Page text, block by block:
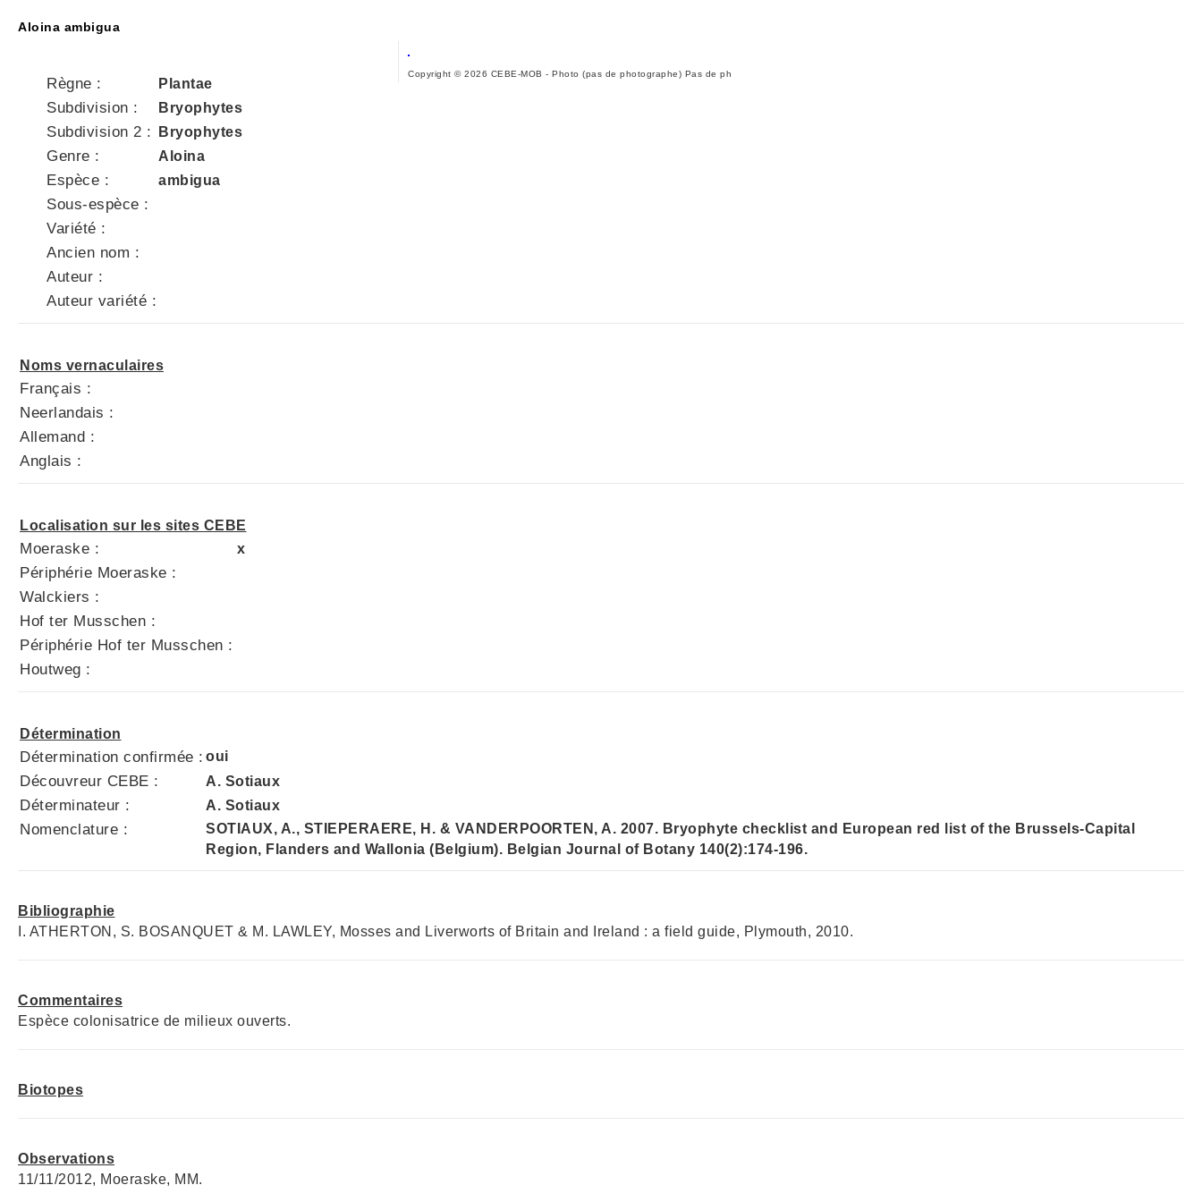
Aloina ambigua
Règne : Plantae
Subdivision : Bryophytes
Subdivision 2 : Bryophytes
Genre : Aloina
Espèce : ambigua
Sous-espèce :
Variété :
Ancien nom :
Auteur :
Auteur variété :
Copyright © 2026 CEBE-MOB - Photo (pas de photographe) Pas de ph
Noms vernaculaires
Français :
Neerlandais :
Allemand :
Anglais :
Localisation sur les sites CEBE
Moeraske : x
Périphérie Moeraske :
Walckiers :
Hof ter Musschen :
Périphérie Hof ter Musschen :
Houtweg :
Détermination
Détermination confirmée : oui
Découvreur CEBE : A. Sotiaux
Déterminateur : A. Sotiaux
Nomenclature :
SOTIAUX, A., STIEPERAERE, H. & VANDERPOORTEN, A. 2007. Bryophyte checklist and European red list of the Brussels-Capital
Region, Flanders and Wallonia (Belgium). Belgian Journal of Botany 140(2):174-196.
Bibliographie
I. ATHERTON, S. BOSANQUET & M. LAWLEY, Mosses and Liverworts of Britain and Ireland : a field guide, Plymouth, 2010.
Commentaires
Espèce colonisatrice de milieux ouverts.
Biotopes
Observations
11/11/2012, Moeraske, MM.